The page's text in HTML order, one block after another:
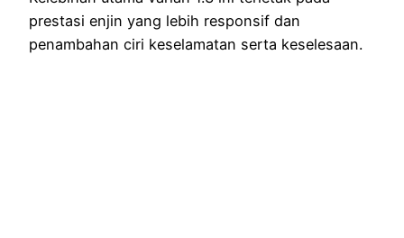
prestasi enjin yang lebih responsif dan
penambahan ciri keselamatan serta keselesaan.